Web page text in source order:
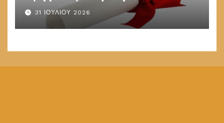
παραμένουν στις καλένδες
31 ΙΟΥΛΊΟΥ 2026